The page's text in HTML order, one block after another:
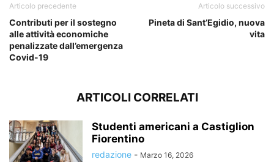
Articolo precedente
Contributi per il sostegno
alle attività economiche
penalizzate dall’emergenza
Covid-19
Articolo successivo
Pineta di Sant’Egidio, nuova
vita
ARTICOLI CORRELATI
Studenti americani a Castiglion
Fiorentino
redazione - Marzo 16, 2026